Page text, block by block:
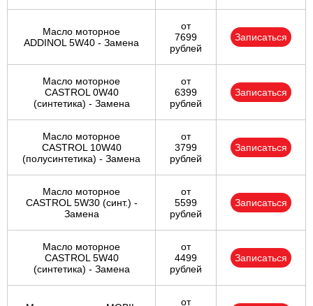
Масло моторное
ADDINOL 5W40 - Замена
от
7699
рублей
Записаться
Масло моторное
CASTROL 0W40
(синтетика) - Замена
от
6399
рублей
Записаться
Масло моторное
CASTROL 10W40
(полусинтетика) - Замена
от
3799
рублей
Записаться
Масло моторное
CASTROL 5W30 (синт.) -
Замена
от
5599
рублей
Записаться
Масло моторное
CASTROL 5W40
(синтетика) - Замена
от
4499
рублей
Записаться
от